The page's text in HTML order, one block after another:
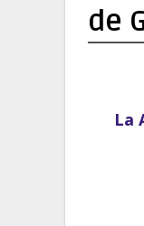
de
La